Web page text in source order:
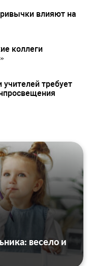
влияют на
коллеги
требует
весело и